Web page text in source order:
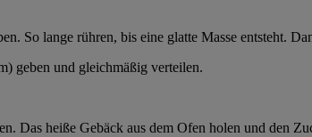
So lange rühren, bis eine glatte Masse entsteht.
geben und gleichmäßig verteilen.
Das heiße Gebäck aus dem Ofen holen und den